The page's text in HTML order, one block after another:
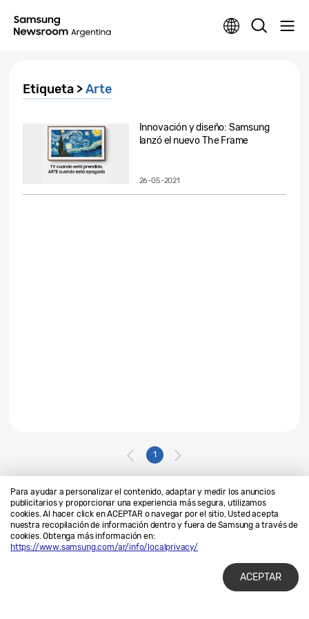
Para ayudar a personalizar el contenido, adaptar y medir los anuncios
publicitarios y proporcionar una experiencia más segura, utilizamos
cookies. Al hacer click en ACEPTAR o navegar por el sitio, Usted acepta
nuestra recopilación de información dentro y fuera de Samsung a través de
cookies. Obtenga más información en:
https://www.samsung.com/ar/info/localprivacy/
ACEPTAR
Etiqueta >Arte
Innovación y diseño: Samsung
lanzó el nuevo The Frame
26-05-2021
1
Contáctanos
SAMSUNG.COM
Privacidad